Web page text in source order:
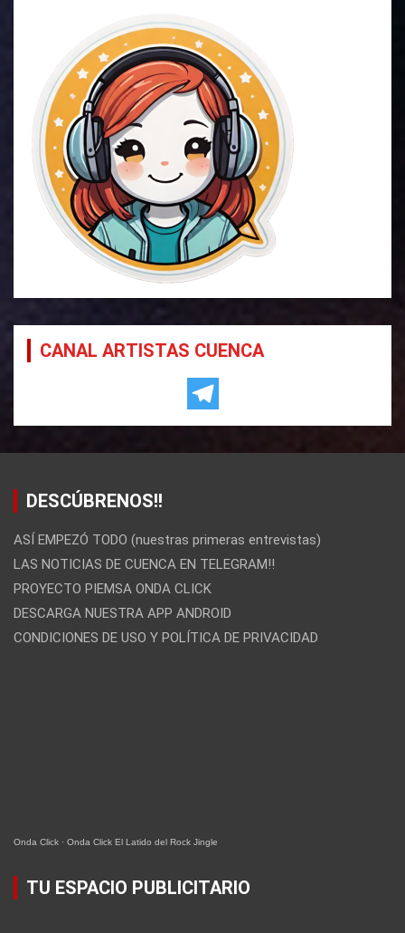
CANAL ARTISTAS CUENCA
DESCÚBRENOS!!
ASÍ EMPEZÓ TODO (nuestras primeras entrevistas)
LAS NOTICIAS DE CUENCA EN TELEGRAM!!
PROYECTO PIEMSA ONDA CLICK
DESCARGA NUESTRA APP ANDROID
CONDICIONES DE USO Y POLÍTICA DE PRIVACIDAD
Onda Click · Onda Click El Latido del Rock Jingle
TU ESPACIO PUBLICITARIO